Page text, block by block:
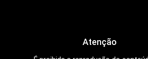
Atenção